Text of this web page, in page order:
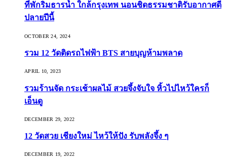
ที่พักริมธารน้ำ ใกล้กรุงเทพ นอนชิดธรรมชาติรับอากาศดี
ปลายปีนี้
OCTOBER 24, 2024
รวม 12 วัดติดรถไฟฟ้า BTS สายบุญห้ามพลาด
APRIL 10, 2023
รวมร้านจัด กระเช้าผลไม้ สวยจึ้งจับใจ หิ้วไปไหว้ใครก็
เอ็นดู
DECEMBER 29, 2022
12 วัดสวย เชียงใหม่ ไหว้ให้ปัง รับพลังจึ้ง ๆ
DECEMBER 19, 2022